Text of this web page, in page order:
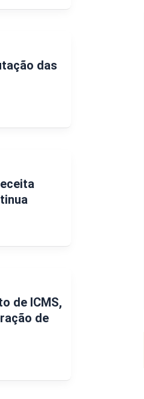
das
de ICMS,
de